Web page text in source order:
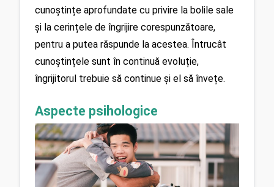
cunoștințe aprofundate cu privire la bolile sale
și la cerințele de îngrijire corespunzătoare,
pentru a putea răspunde la acestea. Întrucât
cunoștințele sunt în continuă evoluție,
îngrijitorul trebuie să continue și el să învețe.
Aspecte psihologice